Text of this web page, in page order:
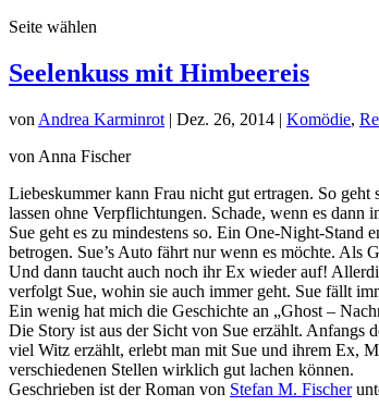
Seite wählen
Seelenkuss mit Himbeereis
von Andrea Karminrot | Dez. 26, 2014 | Komödie,
von Anna Fischer
Liebeskummer kann Frau nicht gut ertragen. So
lassen ohne Verpflichtungen. Schade, wenn es dann
Sue geht es zu mindestens so. Ein One-Night-Stand
betrogen. Sue’s Auto fährt nur wenn es möchte. Als
Und dann taucht auch noch ihr Ex wieder auf!
verfolgt Sue, wohin sie auch immer geht. Sue fällt
Ein wenig hat mich die Geschichte an „Ghost –
Die Story ist aus der Sicht von Sue erzählt. Anfangs
viel Witz erzählt, erlebt man mit Sue und ihrem Ex,
verschiedenen Stellen wirklich gut lachen können.
Geschrieben ist der Roman von Stefan M. Fischer